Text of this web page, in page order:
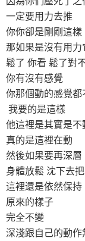
一定要用力去推
你你卻是剛剛這樣
那如果是沒有用力
鬆了 你看 鬆了對
你有沒有感覺
你那個動的感覺都
我要的是這樣
他這裡是其實是不
真的是這裡在動
然後如果要再深層
身體放鬆 沈下去
這裡還是依然保持
原來的樣子
完全不變
深淺跟自己的動作